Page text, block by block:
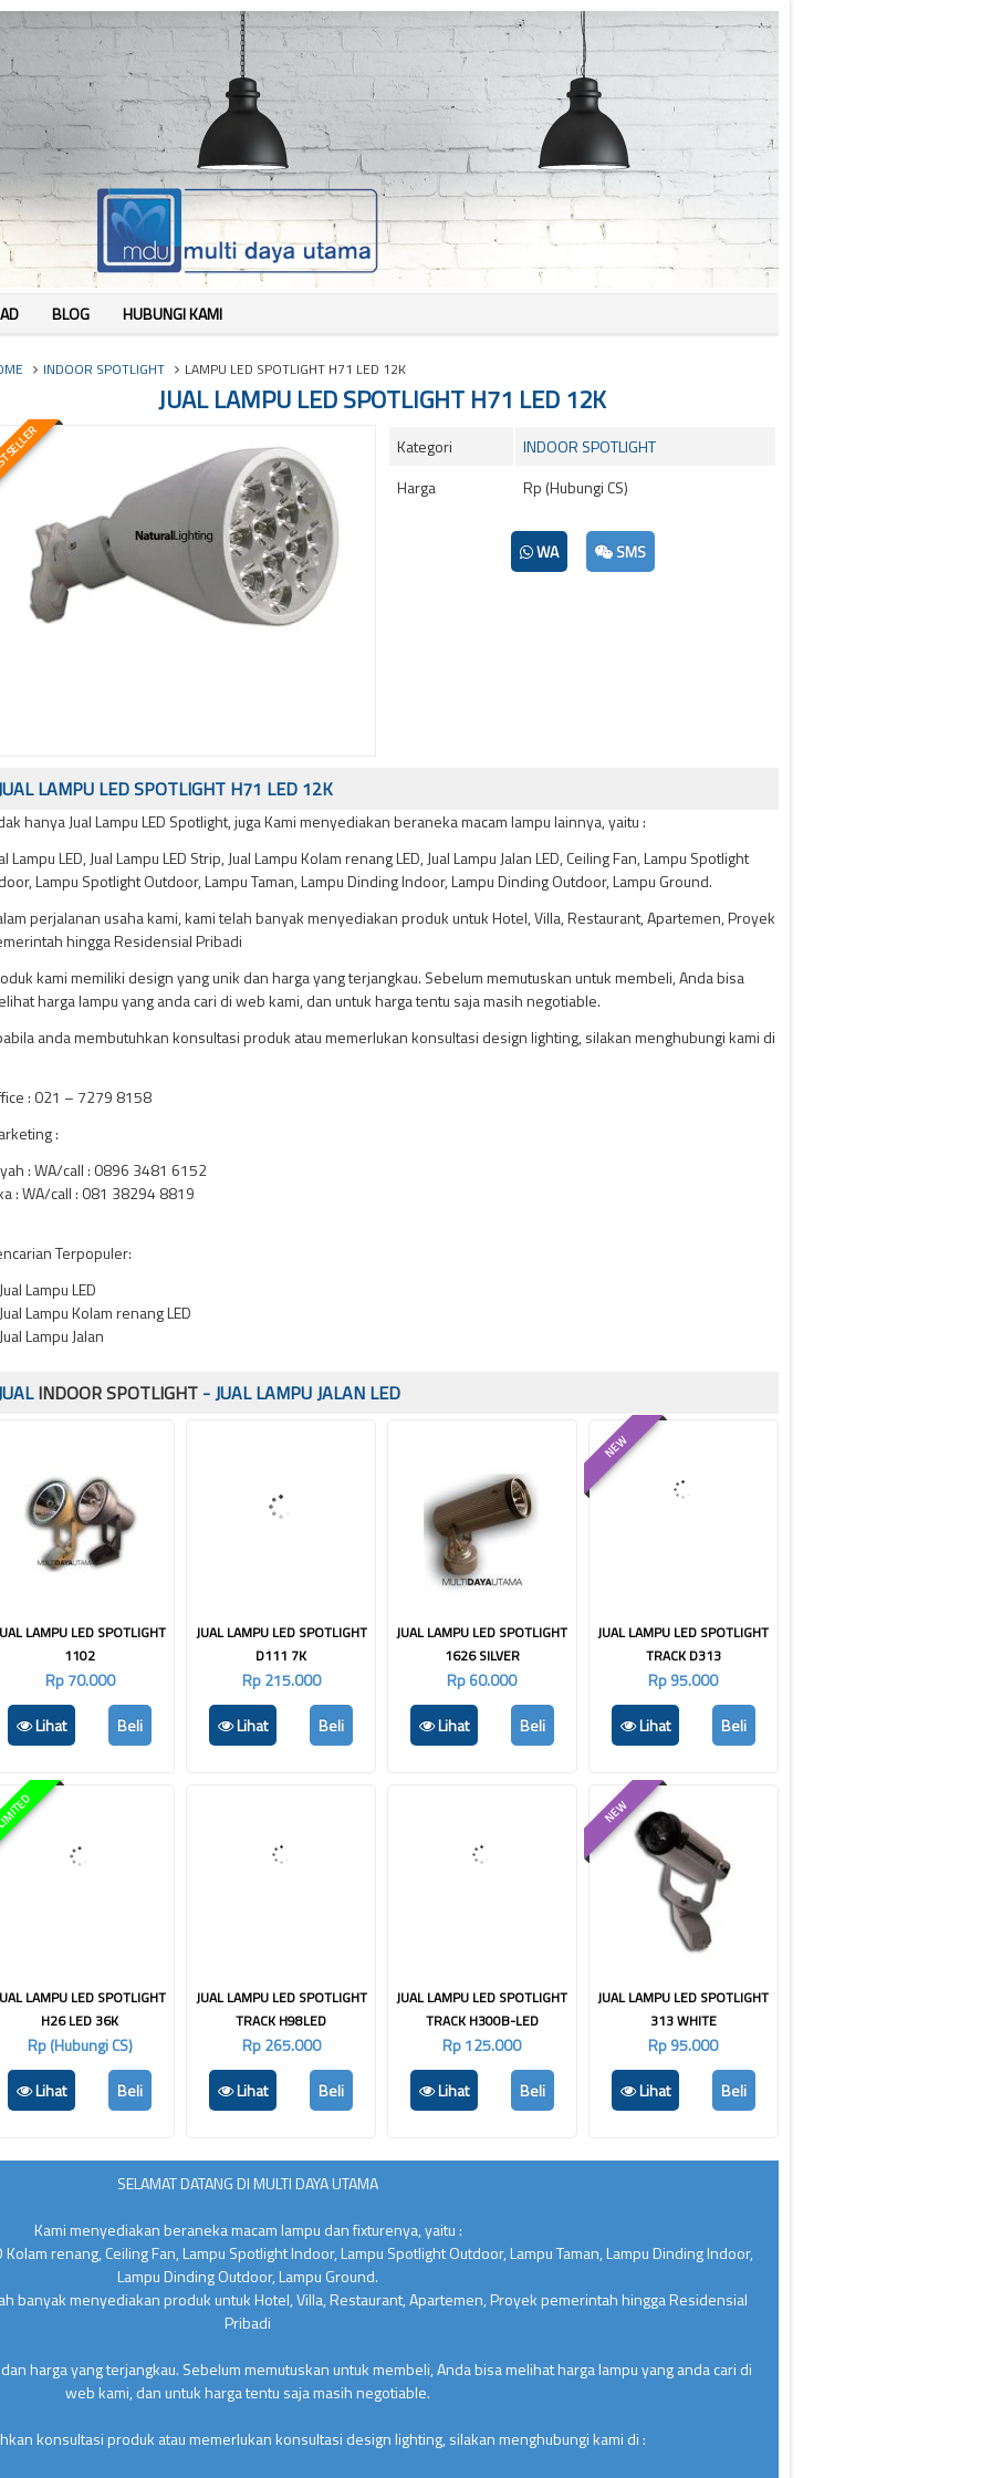
BLOG HUBUNGI KAMI
INDOOR SPOTLIGHT LAMPU LED SPOTLIGHT H71 LED 12K
JUAL LAMPU LED SPOTLIGHT H71 LED 12K
Kategori
INDOOR SPOTLIGHT
Harga
Rp (Hubungi CS)
WA SMS
LAMPU LED SPOTLIGHT H71 LED 12K
hanya Jual Lampu LED Spotlight, juga Kami menyediakan beraneka macam lampu lainnya, yaitu :
Lampu LED, Jual Lampu LED Strip, Jual Lampu Kolam renang LED, Jual Lampu Jalan LED, Ceiling Fan, Lampu Spotlight
Lampu Spotlight Outdoor, Lampu Taman, Lampu Dinding Indoor, Lampu Dinding Outdoor, Lampu Ground.
perjalanan usaha kami, kami telah banyak menyediakan produk untuk Hotel, Villa, Restaurant, Apartemen, Proyek
hingga Residensial Pribadi
kami memiliki design yang unik dan harga yang terjangkau. Sebelum memutuskan untuk membeli, Anda bisa
harga lampu yang anda cari di web kami, dan untuk harga tentu saja masih negotiable.
anda membutuhkan konsultasi produk atau memerlukan konsultasi design lighting, silakan menghubungi kami di
: 021 – 7279 8158
:
: WA/call : 0896 3481 6152
: WA/call : 081 38294 8819
Terpopuler:
Lampu LED
Lampu Kolam renang LED
Lampu Jalan
INDOOR SPOTLIGHT- JUAL LAMPU JALAN LED
LAMPU LED SPOTLIGHT
1102
Rp 70.000
Lihat
Beli
JUAL LAMPU LED SPOTLIGHT
D111 7K
Rp 215.000
Lihat
Beli
JUAL LAMPU LED SPOTLIGHT
1626 SILVER
Rp 60.000
Lihat
Beli
NEW
JUAL LAMPU LED SPOTLIGHT
TRACK D313
Rp 95.000
Lihat
Beli
LAMPU LED SPOTLIGHT
H26 LED 36K
Rp (Hubungi CS)
Lihat
Beli
JUAL LAMPU LED SPOTLIGHT
TRACK H98LED
Rp 265.000
Lihat
Beli
JUAL LAMPU LED SPOTLIGHT
TRACK H300B-LED
Rp 125.000
Lihat
Beli
NEW
JUAL LAMPU LED SPOTLIGHT
313 WHITE
Rp 95.000
Lihat
Beli
SELAMAT DATANG DI MULTI DAYA UTAMA
Kami menyediakan beraneka macam lampu dan fixturenya, yaitu :
Kolam renang, Ceiling Fan, Lampu Spotlight Indoor, Lampu Spotlight Outdoor, Lampu Taman, Lampu Dinding Indoor,
Lampu Dinding Outdoor, Lampu Ground.
banyak menyediakan produk untuk Hotel, Villa, Restaurant, Apartemen, Proyek pemerintah hingga Residensial
Pribadi
harga yang terjangkau. Sebelum memutuskan untuk membeli, Anda bisa melihat harga lampu yang anda cari di
web kami, dan untuk harga tentu saja masih negotiable.
konsultasi produk atau memerlukan konsultasi design lighting, silakan menghubungi kami di :